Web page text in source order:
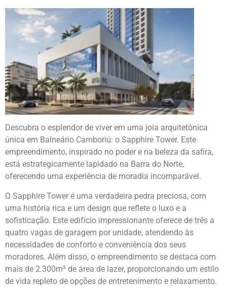
Descubra o esplendor de viver em uma joia arquitetônica
única em Balneário Camboriú: o Sapphire Tower. Este
empreendimento, inspirado no poder e na beleza da safira,
está estrategicamente lapidado na Barra do Norte,
oferecendo uma experiência de moradia incomparável.
O Sapphire Tower é uma verdadeira pedra preciosa, com
uma história rica e um design que reflete o luxo e a
sofisticação. Este edifício impressionante oferece de três a
quatro vagas de garagem por unidade, atendendo às
necessidades de conforto e conveniência dos seus
moradores. Além disso, o empreendimento se destaca com
mais de 2.300m² de área de lazer, proporcionando um estilo
de vida repleto de opções de entretenimento e relaxamento.